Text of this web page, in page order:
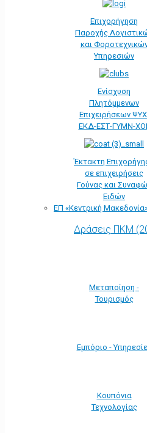
Επιχορήγηση
Παροχής
και
Υπηρεσιών
Ενίσχυση
Πλητόμμενων
Επιχειρήσεων
ΕΚΔ-ΕΣΤ-ΓΥΜΝ-
Έκτακτη
σε επιχειρήσεις
Γούνας και
Ειδών
ΕΠ «Kεντρική
Δράσεις ΠΚΜ
Μεταποίηση -
Τουρισμός
Εμπόριο -
Κουπόνια
Τεχνολογίας